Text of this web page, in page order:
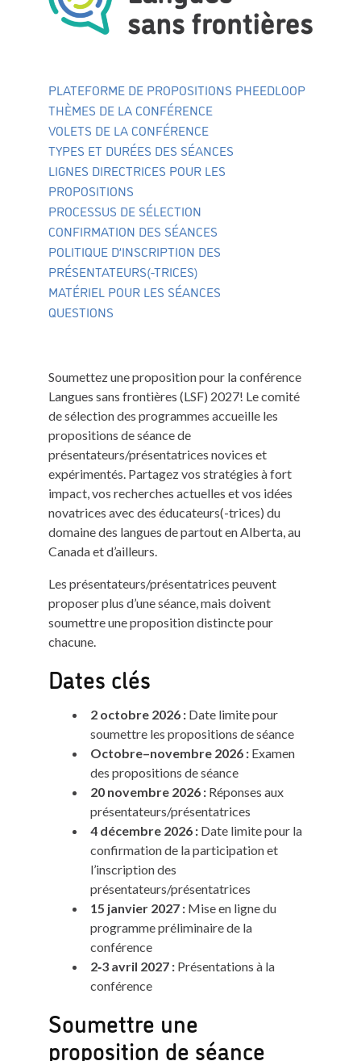
PLATEFORME DE PROPOSITIONS PHEEDLOOP
THÈMES DE LA CONFÉRENCE
VOLETS DE LA CONFÉRENCE
TYPES ET DURÉES DES SÉANCES
LIGNES DIRECTRICES POUR LES
PROPOSITIONS
PROCESSUS DE SÉLECTION
CONFIRMATION DES SÉANCES
POLITIQUE D’INSCRIPTION DES
PRÉSENTATEURS(-TRICES)
MATÉRIEL POUR LES SÉANCES
QUESTIONS
Soumettez une proposition pour la conférence
Langues sans frontières (LSF) 2027! Le comité
de sélection des programmes accueille les
propositions de séance de
présentateurs/présentatrices novices et
expérimentés. Partagez vos stratégies à fort
impact, vos recherches actuelles et vos idées
novatrices avec des éducateurs(-trices) du
domaine des langues de partout en Alberta, au
Canada et d’ailleurs.
Les présentateurs/présentatrices peuvent
proposer plus d’une séance, mais doivent
soumettre une proposition distincte pour
chacune.
Dates clés
2 octobre 2026 : Date limite pour
soumettre les propositions de séance
Octobre–novembre 2026 : Examen
des propositions de séance
20 novembre 2026 : Réponses aux
présentateurs/présentatrices
4 décembre 2026 : Date limite pour la
confirmation de la participation et
l’inscription des
présentateurs/présentatrices
15 janvier 2027 : Mise en ligne du
programme préliminaire de la
conférence
2‑3 avril 2027 : Présentations à la
conférence
Soumettre une
proposition de séance